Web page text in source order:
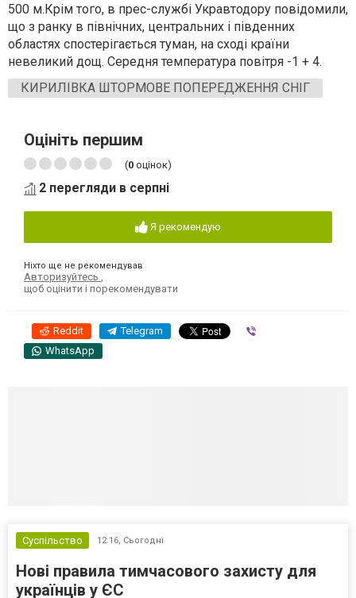
500 м.Крім того, в прес-службі Укравтодору повідомили,
що з ранку в північних, центральних і південних
областях спостерігається туман, на сході країни
невеликий дощ. Середня температура повітря -1 + 4.
КИРИЛІВКА ШТОРМОВЕ ПОПЕРЕДЖЕННЯ СНІГ
Оцініть першим
(0 оцінок)
2 перегляди в серпні
Я рекомендую
Ніхто ще не рекомендував
Авторизуйтесь ,
щоб оцінити і порекомендувати
Reddit Telegram
WhatsApp
Суспільство 12:16, Сьогодні
Нові правила тимчасового захисту для
українців у ЄС